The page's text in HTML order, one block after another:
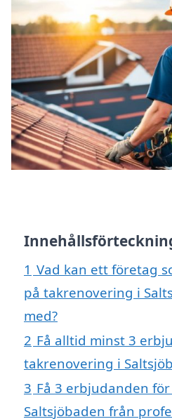
1 Vad kan ett företag
på takrenovering i
med?
2 Få alltid minst 3
takrenovering i
3 Få 3 erbjudanden
Saltsjöbaden från